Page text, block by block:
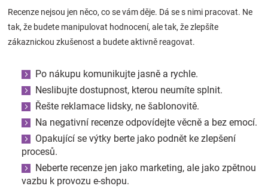
Recenze nejsou jen něco, co se vám děje. Dá se s nimi pracovat. Ne
tak, že budete manipulovat hodnocení, ale tak, že zlepšíte
zákaznickou zkušenost a budete aktivně reagovat.
Po nákupu komunikujte jasně a rychle.
Neslibujte dostupnost, kterou neumíte splnit.
Řešte reklamace lidsky, ne šablonovitě.
Na negativní recenze odpovídejte věcně a bez emocí.
Opakující se výtky berte jako podnět ke zlepšení
procesů.
Neberte recenze jen jako marketing, ale jako zpětnou
vazbu k provozu e-shopu.